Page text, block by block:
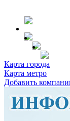
Карта города
Карта метро
Добавить